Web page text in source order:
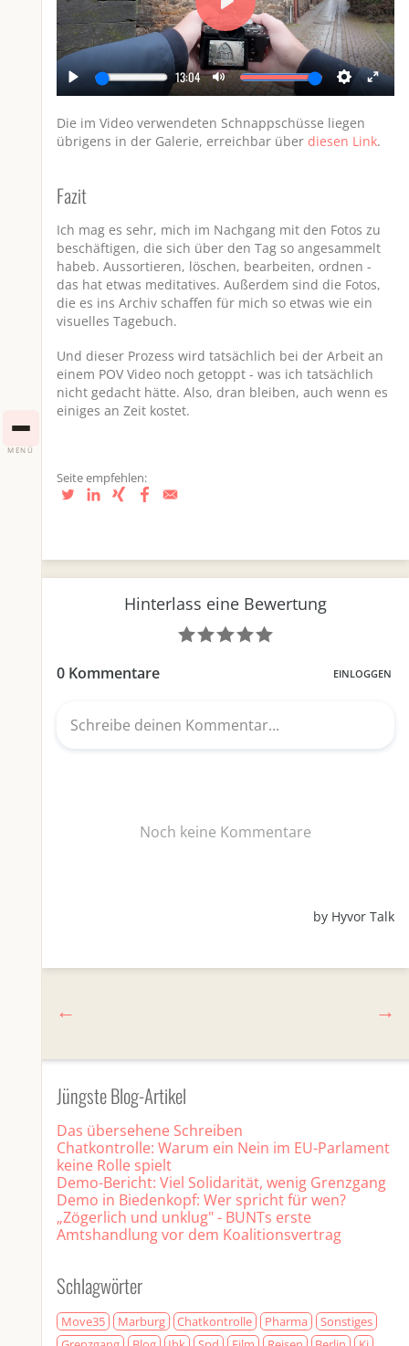
MENÜ
P
a
13:04
M
u
t
S
e
t
n
g
s
E
t
u
l
r
e
l
a
y
Die im Video verwendeten Schnappschüsse liegen
übrigens in der Galerie, erreichbar über diesen Link.
Fazit
Ich mag es sehr, mich im Nachgang mit den Fotos zu
beschäftigen, die sich über den Tag so angesammelt
habeb. Aussortieren, löschen, bearbeiten, ordnen -
das hat etwas meditatives. Außerdem sind die Fotos,
die es ins Archiv schaffen für mich so etwas wie ein
visuelles Tagebuch.
Und dieser Prozess wird tatsächlich bei der Arbeit an
einem POV Video noch getoppt - was ich tatsächlich
nicht gedacht hätte. Also, dran bleiben, auch wenn es
einiges an Zeit kostet.
Seite empfehlen:
Jüngste Blog-Artikel
Das übersehene Schreiben
Chatkontrolle: Warum ein Nein im EU-Parlament
keine Rolle spielt
Demo-Bericht: Viel Solidarität, wenig Grenzgang
Demo in Biedenkopf: Wer spricht für wen?
„Zögerlich und unklug" - BUNTs erste
Amtshandlung vor dem Koalitionsvertrag
Schlagwörter
Move35 Marburg Chatkontrolle Pharma
Sonstiges